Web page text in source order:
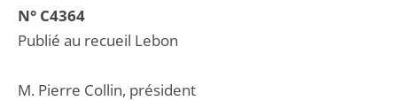
N° C4364
Publié au recueil Lebon
M. Pierre Collin, président